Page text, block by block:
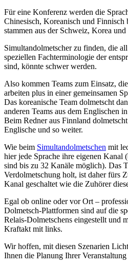
Für eine Konferenz werden die
Chinesisch, Koreanisch und Finnisch
stammen aus der Schweiz, Korea
Simultandolmetscher zu finden, die
speziellen Fachterminologie der
sind, könnte schwer werden.
Also kommen Teams zum Einsatz,
arbeiten plus in einer gemeinsamen
Das koreanische Team dolmetscht
anderen Teams aus dem Englischen
Beim Redner aus Finnland
Englische und so weiter.
Wie beim Simultandolmetschen mit
hier jede Sprache ihre eigenen Kanal
sind bis zu 32 Kanäle möglich). Das
Verdolmetschung holt, ist daher fürs
Kanal geschaltet wie die Zuhörer
Egal ob online oder vor Ort –
Dolmetsch-Plattformen sind auf die
Relais-Dolmetschens eingestellt und
Kraftakt mit links.
Wir hoffen, mit diesen Szenarien
Ihnen die Planung Ihrer